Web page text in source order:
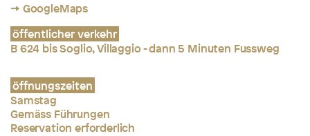
→ GoogleMaps
öffentlicher verkehr
B 624 bis Soglio, Villaggio - dann 5 Minuten Fussweg
öffnungszeiten
Samstag
Gemäss Führungen
Reservation erforderlich